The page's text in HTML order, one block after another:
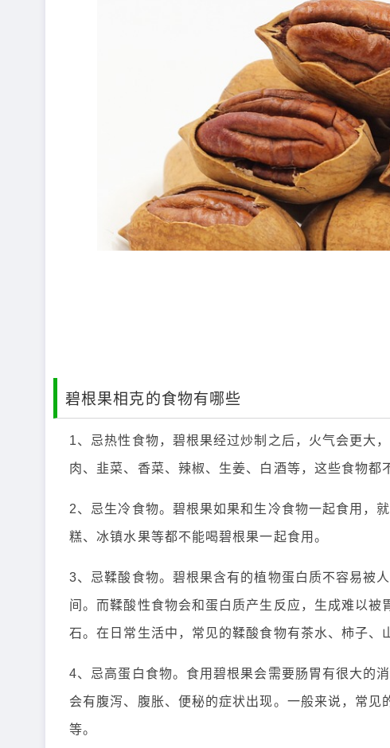
碧根果相克的食物有哪些
1、忌热性食物，碧根果经过炒制之后，火气会更大
肉、韭菜、香菜、辣椒、生姜、白酒等，这些食物都
2、忌生冷食物。碧根果如果和生冷食物一起食用，
糕、冰镇水果等都不能喝碧根果一起食用。
3、忌鞣酸食物。碧根果含有的植物蛋白质不容易被
间。而鞣酸性食物会和蛋白质产生反应，生成难以
石。在日常生活中，常见的鞣酸食物有茶水、柿子、
4、忌高蛋白食物。食用碧根果会需要肠胃有很大的
会有腹泻、腹胀、便秘的症状出现。一般来说，常
等。